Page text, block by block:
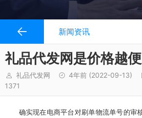
新闻资讯
礼品代发网是价格越
礼品代发网 4年前 (2022-09-13)
1371
确实现在电商平台对刷单物流单号的审